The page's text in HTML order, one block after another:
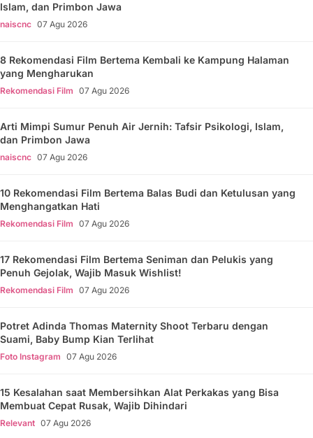
Islam, dan Primbon Jawa
naiscnc 07 Agu 2026
8 Rekomendasi Film Bertema Kembali ke Kampung Halaman
yang Mengharukan
Rekomendasi Film 07 Agu 2026
Arti Mimpi Sumur Penuh Air Jernih: Tafsir Psikologi, Islam,
dan Primbon Jawa
naiscnc 07 Agu 2026
10 Rekomendasi Film Bertema Balas Budi dan Ketulusan yang
Menghangatkan Hati
Rekomendasi Film 07 Agu 2026
17 Rekomendasi Film Bertema Seniman dan Pelukis yang
Penuh Gejolak, Wajib Masuk Wishlist!
Rekomendasi Film 07 Agu 2026
Potret Adinda Thomas Maternity Shoot Terbaru dengan
Suami, Baby Bump Kian Terlihat
Foto Instagram 07 Agu 2026
15 Kesalahan saat Membersihkan Alat Perkakas yang Bisa
Membuat Cepat Rusak, Wajib Dihindari
Relevant 07 Agu 2026